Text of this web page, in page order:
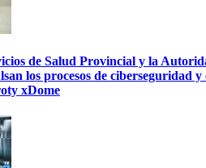
de Salud Provincial y la
los procesos de ciberseguridad y
xDome